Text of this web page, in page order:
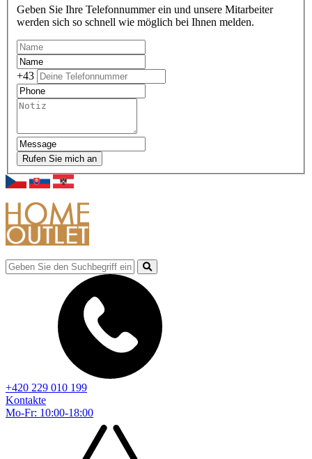
Geben Sie Ihre Telefonnummer ein und unsere Mitarbeiter
werden sich so schnell wie möglich bei Ihnen melden.
+43
Rufen Sie mich an
+420 229 010 199
Kontakte
Mo-Fr: 10:00-18:00